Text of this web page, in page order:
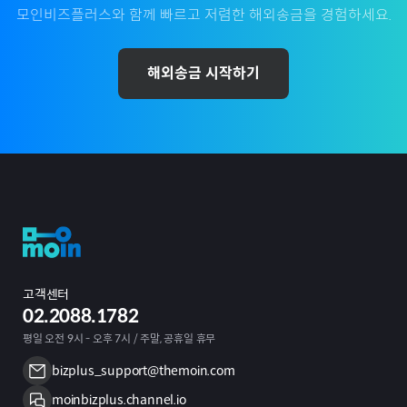
모인비즈플러스와 함께 빠르고 저렴한 해외송금을 경험하세요.
해외송금 시작하기
고객센터
02.2088.1782
평일 오전 9시 - 오후 7시 / 주말, 공휴일 휴무
bizplus_support@themoin.com
moinbizplus.channel.io